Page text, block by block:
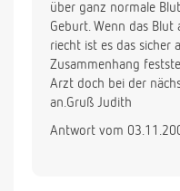
über ganz normale
Geburt. Wenn das
riecht ist es das sicher
Zusammenhang
Arzt doch bei der
an.Gruß Judith
Antwort vom